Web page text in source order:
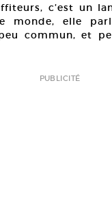
c’est un
monde, elle
commun, et
PUBLICITÉ